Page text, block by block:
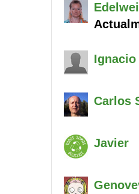
Ignacio
Carlos
Javier